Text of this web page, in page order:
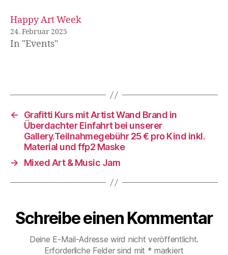
Happy Art Week
24. Februar 2025
In "Events"
←
Grafitti Kurs mit Artist Wand Brand in
Überdachter Einfahrt bei unserer
Gallery.Teilnahmegebühr 25 € pro Kind inkl.
Material und ffp2 Maske
→
Mixed Art & Music Jam
Schreibe einen Kommentar
Deine E-Mail-Adresse wird nicht veröffentlicht.
Erforderliche Felder sind mit * markiert